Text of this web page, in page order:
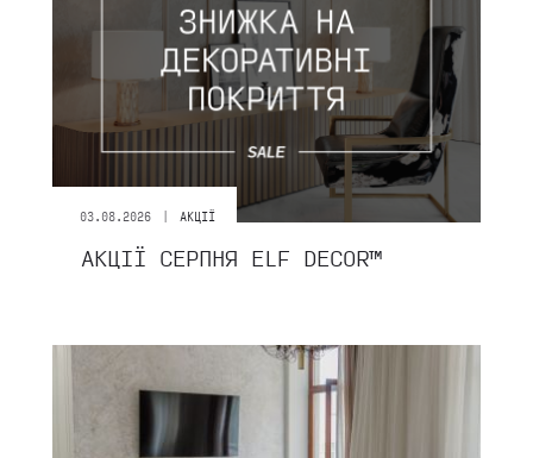
03.08.2026 АКЦІЇ
АКЦІЇ СЕРПНЯ ЕLF DECOR™